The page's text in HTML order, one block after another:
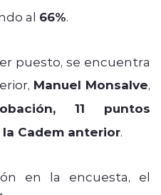
al 66%.
puesto, se encuentra
Manuel Monsalve,
11 puntos
Cadem anterior.
en la encuesta, el